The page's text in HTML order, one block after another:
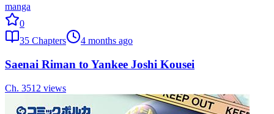
manga
0
35 Chapters 4 months ago
Saenai Riman to Yankee Joshi Kousei
Ch. 3512 views